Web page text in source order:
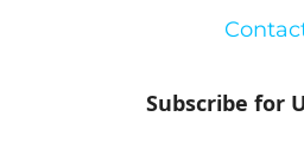
Subscribe for